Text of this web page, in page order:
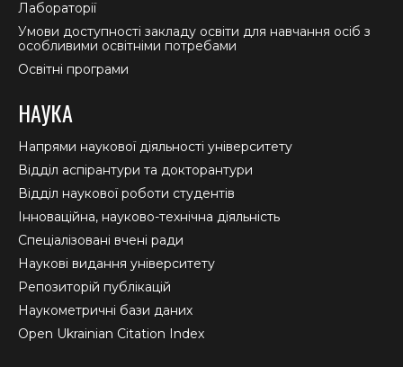
Лабораторії
Умови доступності закладу освіти для навчання осіб з
особливими освітніми потребами
Освітні програми
НАУКА
Напрями наукової діяльності університету
Відділ аспірантури та докторантури
Відділ наукової роботи студентів
Інноваційна, науково-технічна діяльність
Спеціалізовані вчені ради
Наукові видання університету
Репозиторій публікацій
Наукометричні бази даних
Open Ukrainian Citation Index